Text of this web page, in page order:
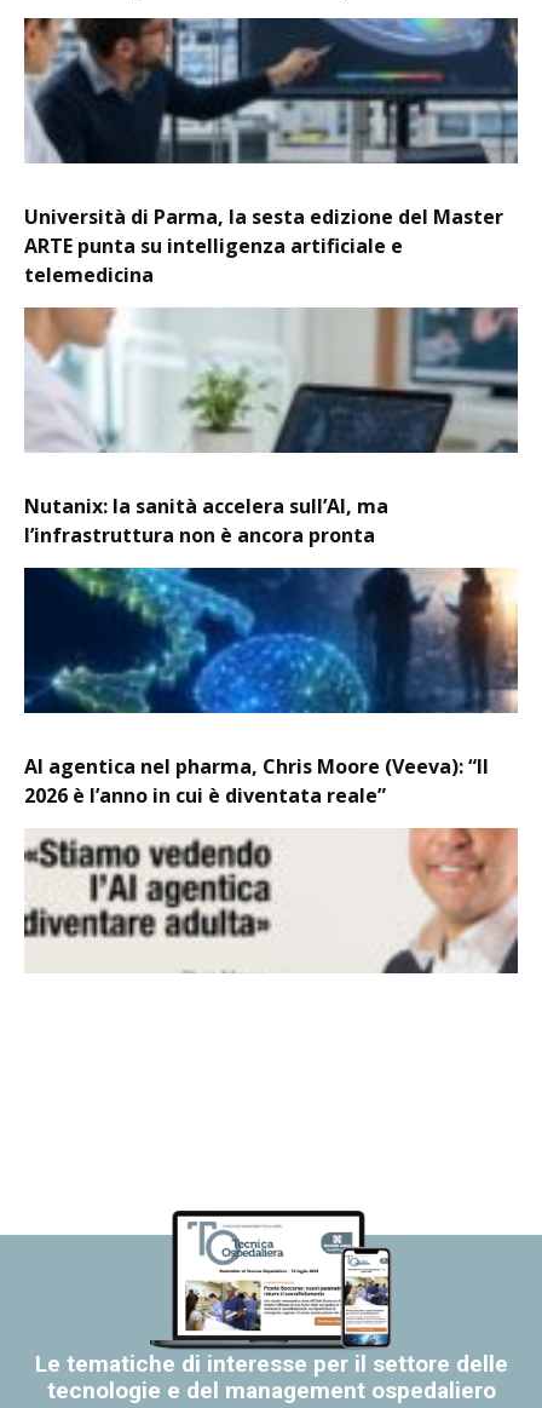
Università di Parma, la sesta edizione del Master
ARTE punta su intelligenza artificiale e
telemedicina
Nutanix: la sanità accelera sull’AI, ma
l’infrastruttura non è ancora pronta
AI agentica nel pharma, Chris Moore (Veeva): “Il
2026 è l’anno in cui è diventata reale”
Le tematiche di interesse per il settore delle
tecnologie e del management ospedaliero